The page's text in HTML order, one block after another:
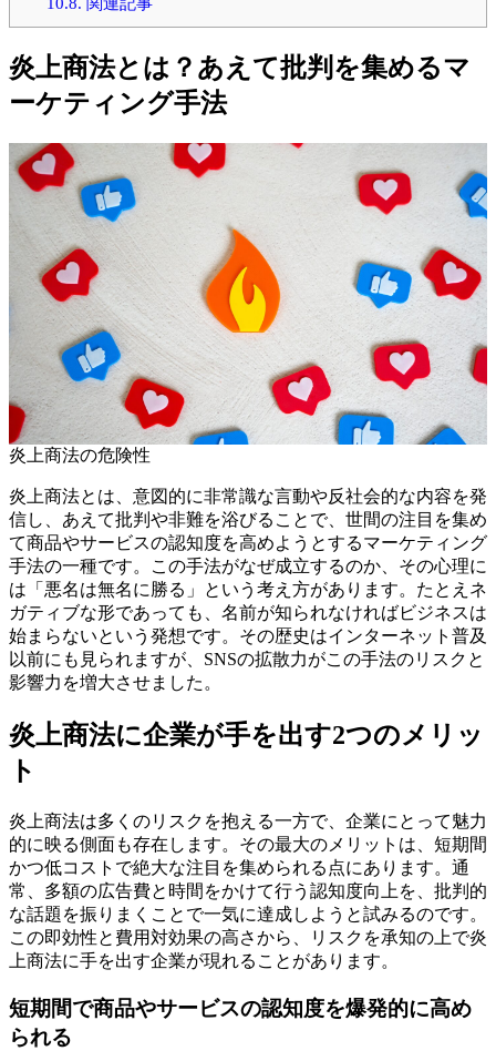
炎上商法とは？あえて批判を集めるマ
ーケティング手法
炎上商法の危険性
炎上商法とは、意図的に非常識な言動や反社会的な内容を発
信し、あえて批判や非難を浴びることで、世間の注目を集め
て商品やサービスの認知度を高めようとするマーケティング
手法の一種です。この手法がなぜ成立するのか、その心理に
は「悪名は無名に勝る」という考え方があります。たとえネ
ガティブな形であっても、名前が知られなければビジネスは
始まらないという発想です。その歴史はインターネット普及
以前にも見られますが、SNSの拡散力がこの手法のリスクと
影響力を増大させました。
炎上商法に企業が手を出す2つのメリッ
ト
炎上商法は多くのリスクを抱える一方で、企業にとって魅力
的に映る側面も存在します。その最大のメリットは、短期間
かつ低コストで絶大な注目を集められる点にあります。通
常、多額の広告費と時間をかけて行う認知度向上を、批判的
な話題を振りまくことで一気に達成しようと試みるのです。
この即効性と費用対効果の高さから、リスクを承知の上で炎
上商法に手を出す企業が現れることがあります。
短期間で商品やサービスの認知度を爆発的に高め
られる